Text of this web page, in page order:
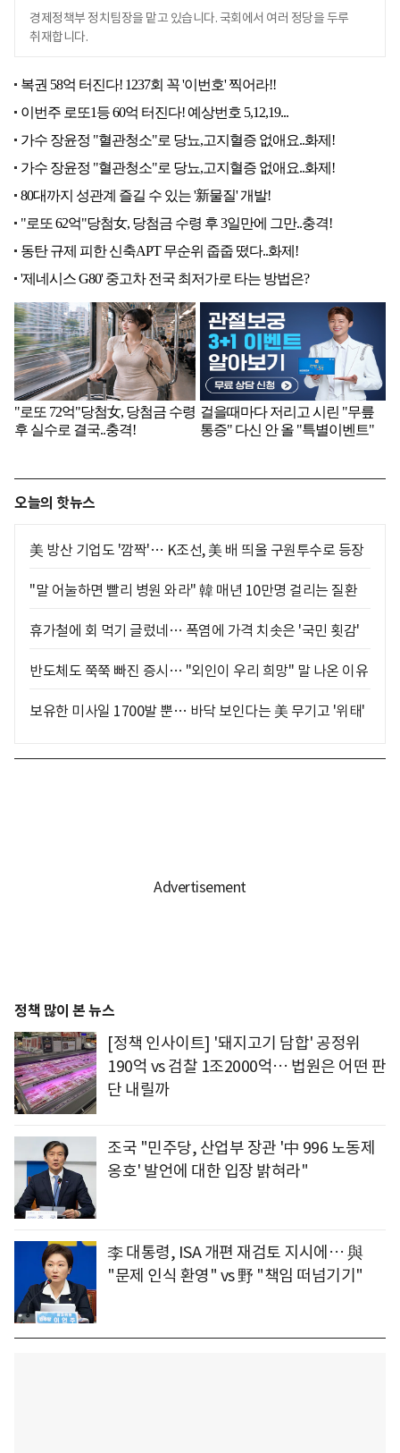
경제정책부 정치팀장을 맡고 있습니다. 국회에서 여러 정당을 두루
취재합니다.
오늘의 핫뉴스
美 방산 기업도 '깜짝'… K조선, 美 배 띄울 구원투수로 등장
"말 어눌하면 빨리 병원 와라" 韓 매년 10만명 걸리는 질환
휴가철에 회 먹기 글렀네… 폭염에 가격 치솟은 '국민 횟감'
반도체도 쭉쭉 빠진 증시… "외인이 우리 희망" 말 나온 이유
보유한 미사일 1700발 뿐… 바닥 보인다는 美 무기고 '위태'
정책 많이 본 뉴스
[정책 인사이트] '돼지고기 담합' 공정위
190억 vs 검찰 1조2000억… 법원은 어떤 판
단 내릴까
조국 "민주당, 산업부 장관 '中 996 노동제
옹호' 발언에 대한 입장 밝혀라"
李 대통령, ISA 개편 재검토 지시에… 與
"문제 인식 환영" vs 野 "책임 떠넘기기"